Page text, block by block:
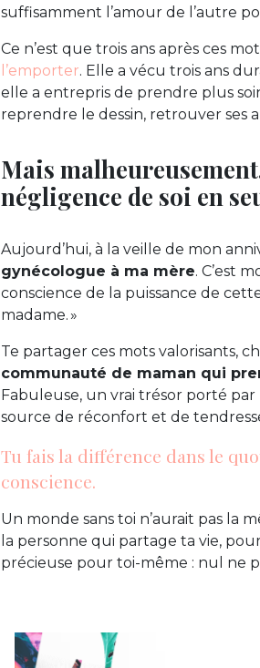
suffisamment l’amour de l’autre
Ce n’est que trois ans après ces
l’emporter. Elle a vécu trois ans
elle a entrepris de prendre plus
reprendre le dessin, retrouver ses
Mais
négligence de soi en
Aujourd’hui, à la veille de mon
gynécologue à ma mère. C’est
conscience de la puissance de
madame. »
Te partager ces mots valorisants,
communauté de maman qui
Fabuleuse, un vrai trésor porté
source de réconfort et de
Tu fais la différence dans le
conscience.
Un monde sans toi n’aurait pas la
la personne qui partage ta vie,
précieuse pour toi-même : nul ne